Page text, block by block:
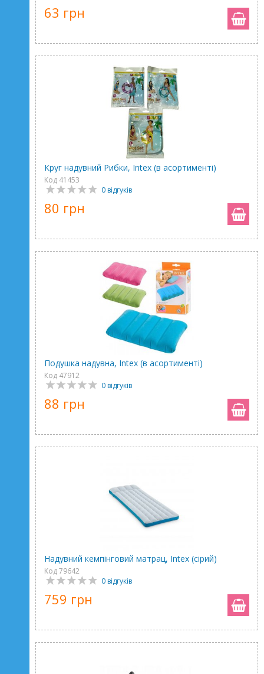
63 грн
Круг надувний Рибки, Intex (в асортименті)
Код 41453
0 відгуків
80 грн
Подушка надувна, Intex (в асортименті)
Код 47912
0 відгуків
88 грн
Надувний кемпінговий матрац, Intex (сірий)
Код 79642
0 відгуків
759 грн